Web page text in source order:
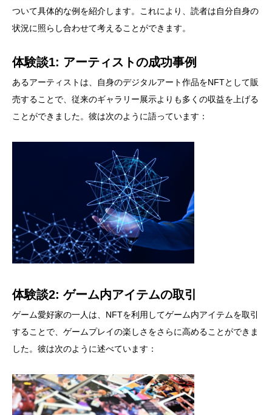
ついて具体的な例を紹介します。これにより、読者は自分自身の
状況に照らし合わせて考えることができます。
体験談1: アーティストの成功事例
あるアーティストは、自身のデジタルアート作品をNFTとして販
売することで、従来のギャラリー展示よりも多くの収益を上げる
ことができました。彼は次のように語っています：
体験談2: ゲーム内アイテムの取引
ゲーム愛好家の一人は、NFTを利用してゲーム内アイテムを取引
することで、ゲームプレイの楽しさをさらに高めることができま
した。彼は次のように述べています：